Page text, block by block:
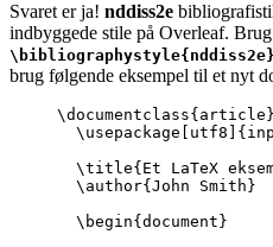
Svaret er ja! nddiss2e
indbyggede stile på Overleaf.
\bibliographystyle{nddiss2e}
brug følgende eksempel til et nyt
\documentclass{ article }
\usepackage
utf8 ]{
\title{Et LaTeX
\author{John Smith}
\begin{ document }